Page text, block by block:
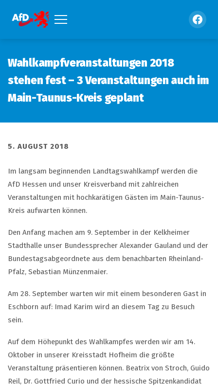
Wahlkampfveranstaltungen 2018
stehen fest – 3 Veranstaltungen auch im
Main-Taunus-Kreis geplant
5. AUGUST 2018
Im langsam beginnenden Landtagswahlkampf werden die
AfD Hessen und unser Kreisverband mit zahlreichen
Veranstaltungen mit hochkarätigen Gästen im Main-Taunus-
Kreis aufwarten können.
Den Anfang machen am 9. September in der Kelkheimer
Stadthalle unser Bundessprecher Alexander Gauland und der
Bundestagsabgeordnete aus dem benachbarten Rheinland-
Pfalz, Sebastian Münzenmaier.
Am 28. September warten wir mit einem besonderen Gast in
Eschborn auf: Imad Karim wird an diesem Tag zu Besuch
sein.
Auf dem Höhepunkt des Wahlkampfes werden wir am 14.
Oktober in unserer Kreisstadt Hofheim die größte
Veranstaltung präsentieren können. Beatrix von Stroch, Guido
Reil, Dr. Gottfried Curio und der hessische Spitzenkandidat